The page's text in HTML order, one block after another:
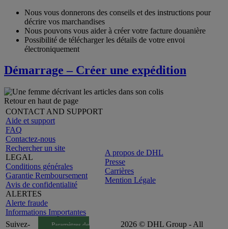
Nous vous donnerons des conseils et des instructions pour
décrire vos marchandises
Nous pouvons vous aider à créer votre facture douanière
Possibilité de télécharger les détails de votre envoi
électroniquement
Démarrage – Créer une expédition
Retour en haut de page
CONTACT AND SUPPORT
Aide et support
FAQ
Contactez-nous
Rechercher un site
LEGAL
Conditions générales
Garantie Remboursement
Avis de confidentialité
ALERTES
Alerte fraude
Informations Importantes
A propos de DHL
Presse
Carrières
Mention Légale
Suivez- Paramètres de 2026 © DHL Group - All